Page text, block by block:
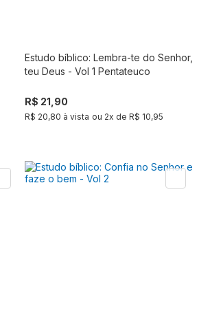
Comprar
Estudo bíblico: Lembra-te do Senhor,
teu Deus - Vol 1 Pentateuco
R$ 21,90
R$ 20,80 à vista ou 2x de R$ 10,95